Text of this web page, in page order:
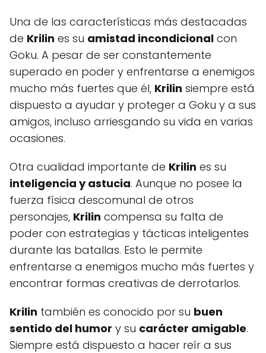
Una de las características más destacadas
de Krilin es su amistad incondicional con
Goku. A pesar de ser constantemente
superado en poder y enfrentarse a enemigos
mucho más fuertes que él, Krilin siempre está
dispuesto a ayudar y proteger a Goku y a sus
amigos, incluso arriesgando su vida en varias
ocasiones.
Otra cualidad importante de Krilin es su
inteligencia y astucia. Aunque no posee la
fuerza física descomunal de otros
personajes, Krilin compensa su falta de
poder con estrategias y tácticas inteligentes
durante las batallas. Esto le permite
enfrentarse a enemigos mucho más fuertes y
encontrar formas creativas de derrotarlos.
Krilin también es conocido por su buen
sentido del humor y su carácter amigable.
Siempre está dispuesto a hacer reír a sus